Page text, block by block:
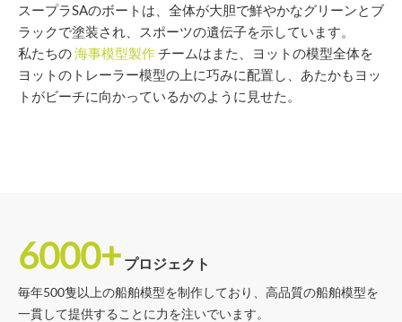
スープラSAのボートは、全体が大胆で鮮やかなグリーンとブ
ラックで塗装され、スポーツの遺伝子を示しています。
私たちの海事模型製作チームはまた、ヨットの模型全体を
ヨットのトレーラー模型の上に巧みに配置し、あたかもヨッ
トがビーチに向かっているかのように見せた。
6000+ プロジェクト
毎年500隻以上の船舶模型を制作しており、高品質の船舶模型を
一貫して提供することに力を注いでいます。